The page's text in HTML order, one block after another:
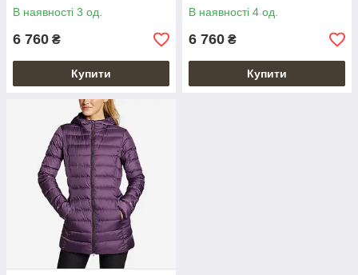
В наявності 3 од.
6 760 ₴
Купити
В наявності 4 од.
6 760 ₴
Купити